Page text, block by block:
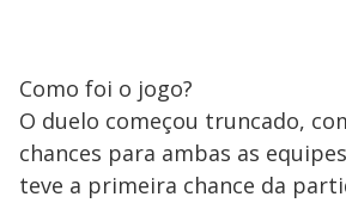
Como foi o jogo?
O duelo começou truncado,
chances para ambas as
teve a primeira chance da